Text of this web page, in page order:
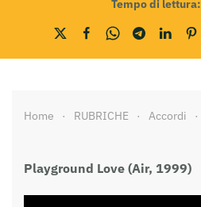
Tempo di lettura:
Home RUBRICHE Accordi
Playground Love (Air, 1999)